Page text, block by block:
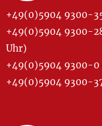
+49(0)5904 9300-
+49(0)5904 9300-
Uhr)
+49(0)5904 9300-0
+49(0)5904 9300-